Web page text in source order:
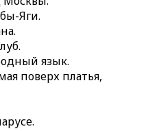
Порода оленей,
особой
и
Яги.
язык.
поверх платья,